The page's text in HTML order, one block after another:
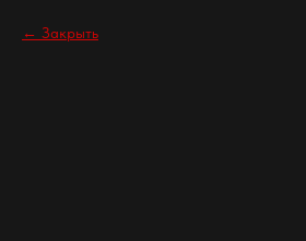
Закрыть